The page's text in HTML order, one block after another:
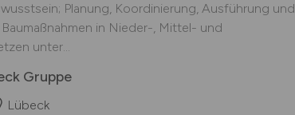
Planung, Koordinierung, Ausführung und
in Nieder-, Mittel- und
unter...
Gruppe
Lübeck